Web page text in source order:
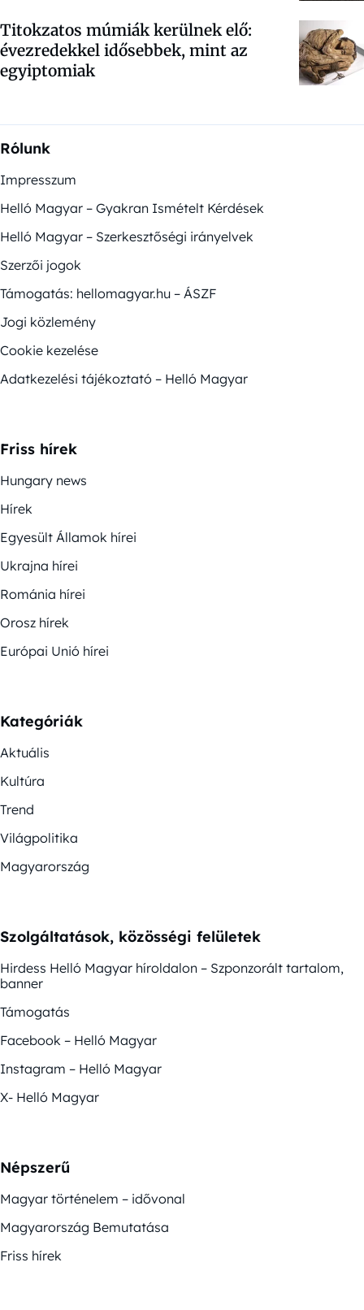
Titokzatos múmiák kerülnek elő:
évezredekkel idősebbek, mint az
egyiptomiak
Rólunk
Impresszum
Helló Magyar – Gyakran Ismételt Kérdések
Helló Magyar – Szerkesztőségi irányelvek
Szerzői jogok
Támogatás: hellomagyar.hu – ÁSZF
Jogi közlemény
Cookie kezelése
Adatkezelési tájékoztató – Helló Magyar
Friss hírek
Hungary news
Hírek
Egyesült Államok hírei
Ukrajna hírei
Románia hírei
Orosz hírek
Európai Unió hírei
Kategóriák
Aktuális
Kultúra
Trend
Világpolitika
Magyarország
Szolgáltatások, közösségi felületek
Hirdess Helló Magyar híroldalon – Szponzorált tartalom,
banner
Támogatás
Facebook – Helló Magyar
Instagram – Helló Magyar
X- Helló Magyar
Népszerű
Magyar történelem – idővonal
Magyarország Bemutatása
Friss hírek